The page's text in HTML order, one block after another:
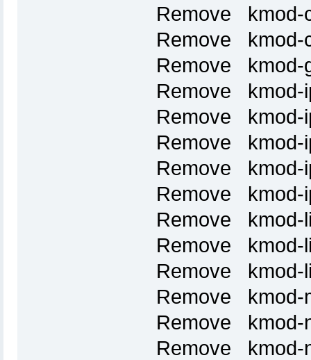
Remove kmod-
Remove kmod-
Remove kmod-
Remove kmod-
Remove kmod-
Remove
Remove
Remove
Remove kmod-
Remove kmod-
Remove
Remove kmod-
Remove kmod-
Remove kmod-